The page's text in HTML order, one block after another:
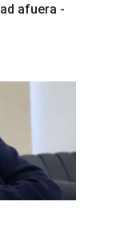
afuera -